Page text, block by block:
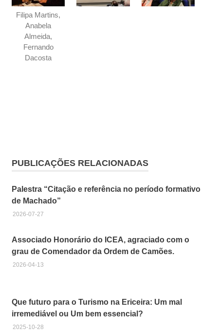
Filipa Martins,
Anabela
Almeida,
Fernando
Dacosta
Ericeira
Dacosta
Filipa
Martins
Natália
Correia
PUBLICAÇÕES RELACIONADAS
Palestra “Citação e referência no período formativo
de Machado”
2026-07-27
Associado Honorário do ICEA, agraciado com o
grau de Comendador da Ordem de Camões.
2026-04-13
Que futuro para o Turismo na Ericeira: Um mal
irremediável ou Um bem essencial?
2025-10-28